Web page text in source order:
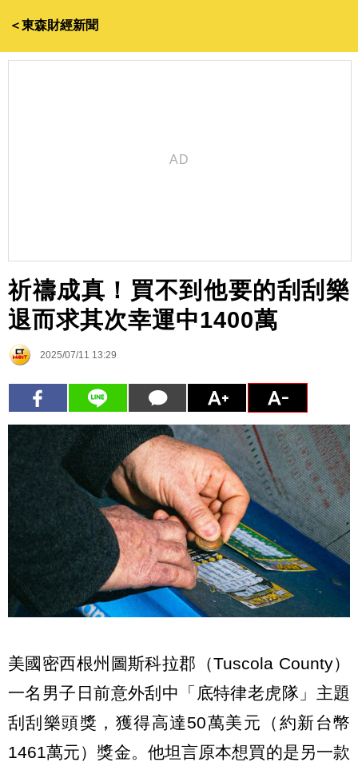
＜東森財經新聞
祈禱成真！買不到他要的刮刮樂
退而求其次幸運中1400萬
2025/07/11 13:29
美國密西根州圖斯科拉郡（Tuscola County）
一名男子日前意外刮中「底特律老虎隊」主題
刮刮樂頭獎，獲得高達50萬美元（約新台幣
1461萬元）獎金。他坦言原本想買的是另一款